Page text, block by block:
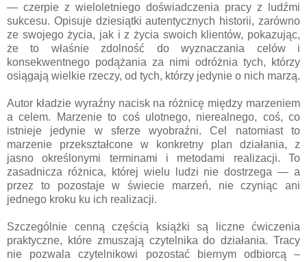
— czerpie z wieloletniego doświadczenia pracy z ludźmi
sukcesu. Opisuje dziesiątki autentycznych historii, zarówno
ze swojego życia, jak i z życia swoich klientów, pokazując,
że to właśnie zdolność do wyznaczania celów i
konsekwentnego podążania za nimi odróżnia tych, którzy
osiągają wielkie rzeczy, od tych, którzy jedynie o nich marzą.
Autor kładzie wyraźny nacisk na różnicę między marzeniem
a celem. Marzenie to coś ulotnego, nierealnego, coś, co
istnieje jedynie w sferze wyobraźni. Cel natomiast to
marzenie przekształcone w konkretny plan działania, z
jasno określonymi terminami i metodami realizacji. To
zasadnicza różnica, której wielu ludzi nie dostrzega — a
przez to pozostaje w świecie marzeń, nie czyniąc ani
jednego kroku ku ich realizacji.
Szczególnie cenną częścią książki są liczne ćwiczenia
praktyczne, które zmuszają czytelnika do działania. Tracy
nie pozwala czytelnikowi pozostać biernym odbiorcą –